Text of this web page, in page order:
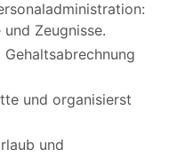
Zeugnisse.
und organisierst
und